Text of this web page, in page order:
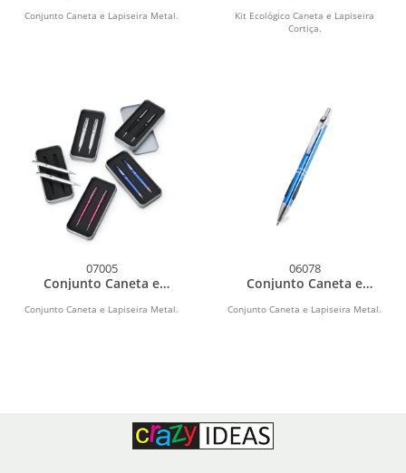
Conjunto Caneta e Lapiseira Metal.
Kit Ecológico Caneta e Lapiseira
Cortiça.
07005
Conjunto Caneta e
Conjunto Caneta e Lapiseira Metal.
06078
Conjunto Caneta e
Conjunto Caneta e Lapiseira Metal.